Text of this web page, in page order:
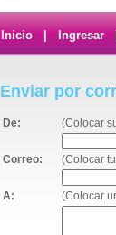
Inicio Ingresar
Enviar por
De: (Colocar
Correo: (Colocar
A: (Colocar